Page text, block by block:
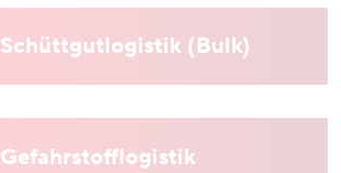
Schüttgutlogistik (Bulk)
Gefahrstofflogistik